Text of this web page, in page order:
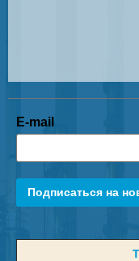
E-mail
Подписаться на